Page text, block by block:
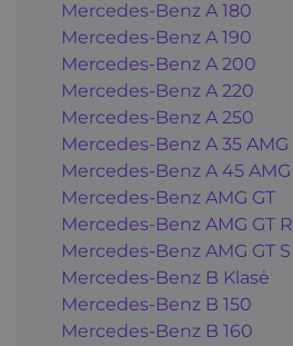
Mercedes-Benz A 180
Mercedes-Benz A 190
Mercedes-Benz A 200
Mercedes-Benz A 220
Mercedes-Benz A 250
Mercedes-Benz A 35 AMG
Mercedes-Benz A 45 AMG
Mercedes-Benz AMG GT
Mercedes-Benz AMG GT R
Mercedes-Benz AMG GT S
Mercedes-Benz B Klasė
Mercedes-Benz B 150
Mercedes-Benz B 160